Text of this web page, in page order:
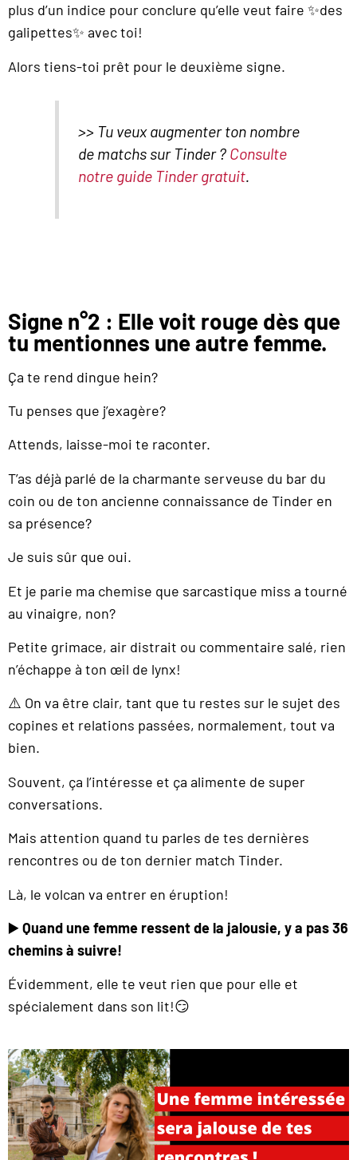
plus d’un indice pour conclure qu’elle veut faire ✨des
galipettes✨ avec toi!
Alors tiens-toi prêt pour le deuxième signe.
>> Tu veux augmenter ton nombre
de matchs sur Tinder ? Consulte
notre guide Tinder gratuit.
Signe n°2 : Elle voit rouge dès que
tu mentionnes une autre femme.
Ça te rend dingue hein?
Tu penses que j’exagère?
Attends, laisse-moi te raconter.
T’as déjà parlé de la charmante serveuse du bar du
coin ou de ton ancienne connaissance de Tinder en
sa présence?
Je suis sûr que oui.
Et je parie ma chemise que sarcastique miss a tourné
au vinaigre, non?
Petite grimace, air distrait ou commentaire salé, rien
n’échappe à ton œil de lynx!
⚠️ On va être clair, tant que tu restes sur le sujet des
copines et relations passées, normalement, tout va
bien.
Souvent, ça l’intéresse et ça alimente de super
conversations.
Mais attention quand tu parles de tes dernières
rencontres ou de ton dernier match Tinder.
Là, le volcan va entrer en éruption!
▶️Quand une femme ressent de la jalousie, y a pas 36
chemins à suivre!
Évidemment, elle te veut rien que pour elle et
spécialement dans son lit!😏